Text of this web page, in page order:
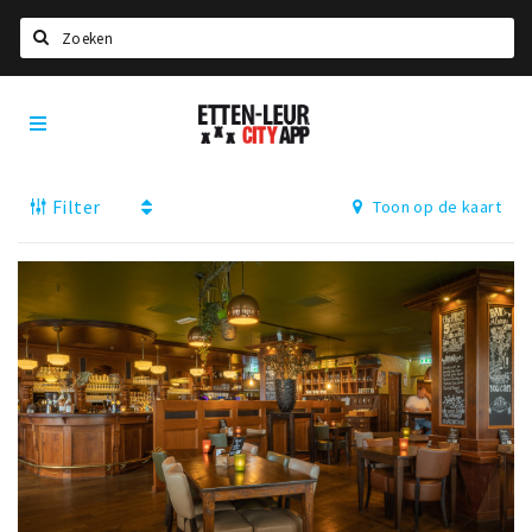
Home
Deals
Nieuws, interviews & blogs
Eten
Drinken
Slapen
Recreatief
Winkels
Etten-
Leur
Filter
Toon op de kaart